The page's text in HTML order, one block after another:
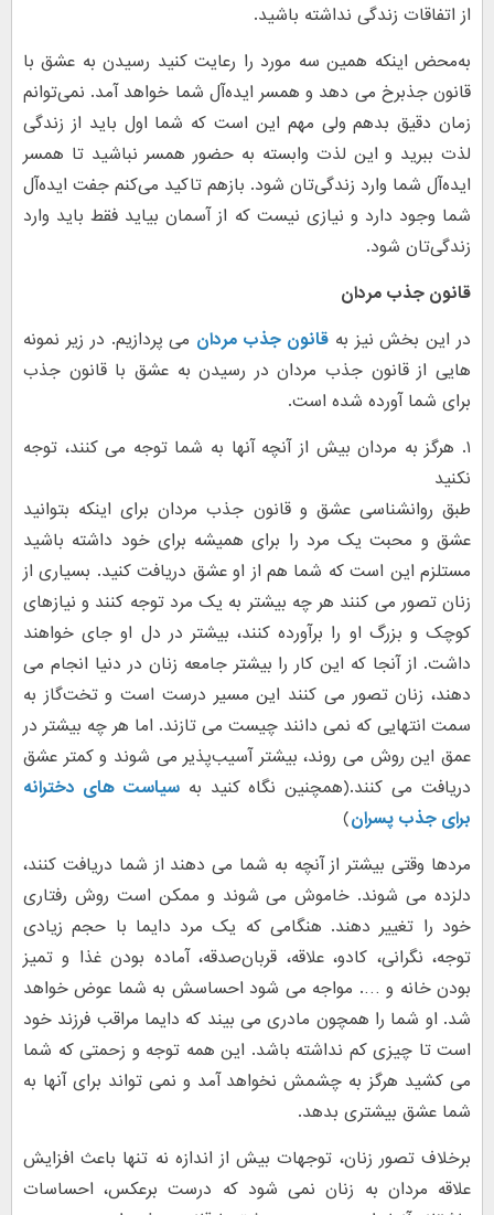
از اتفاقات زندگی نداشته باشید.
به‌محض اینکه همین سه مورد را رعایت کنید رسیدن به عشق با
قانون جذبرخ می دهد و همسر ایده‌آل شما خواهد آمد. نمی‌توانم
زمان دقیق بدهم ولی مهم این است که شما اول باید از زندگی
لذت ببرید و این لذت وابسته به حضور همسر نباشید تا همسر
ایده‌آل شما وارد زندگی‌تان شود. بازهم تاکید می‌کنم جفت ایده‌آل
شما وجود دارد و نیازی نیست که از آسمان بیاید فقط باید وارد
زندگی‌تان شود.
قانون جذب مردان
در این بخش نیز بهقانون جذب مردان می پردازیم. در زیر نمونه
هایی از قانون جذب مردان در رسیدن به عشق با قانون جذب
برای شما آورده شده است.
۱. هرگز به مردان بیش از آنچه آنها به شما توجه می کنند، توجه
نکنید
طبق روانشناسی عشق و قانون جذب مردان برای اینکه بتوانید
عشق و محبت یک مرد را برای همیشه برای خود داشته باشید
مستلزم این است که شما هم از او عشق دریافت کنید. بسیاری از
زنان تصور می کنند هر چه بیشتر به یک مرد توجه کنند و نیازهای
کوچک و بزرگ او را برآورده کنند، بیشتر در دل او جای خواهند
داشت. از آنجا که این کار را بیشتر جامعه زنان در دنیا انجام می
دهند، زنان تصور می کنند این مسیر درست است و تخت‌گاز به
سمت انتهایی که نمی دانند چیست می تازند. اما هر چه بیشتر در
عمق این روش می روند، بیشتر آسیب‌پذیر می شوند و کمتر عشق
دریافت می کنند.(همچنین نگاه کنید بهسیاست های دخترانه
برای جذب پسران)
مردها وقتی بیشتر از آنچه به شما می دهند از شما دریافت کنند،
دلزده می شوند. خاموش می شوند و ممکن است روش رفتاری
خود را تغییر دهند. هنگامی که یک مرد دایما با حجم زیادی
توجه، نگرانی، کادو، علاقه، قربان‌صدقه، آماده بودن غذا و تمیز
بودن خانه و …. مواجه می شود احساسش به شما عوض خواهد
شد. او شما را همچون مادری می بیند که دایما مراقب فرزند خود
است تا چیزی کم نداشته باشد. این همه توجه و زحمتی که شما
می کشید هرگز به چشمش نخواهد آمد و نمی تواند برای آنها به
شما عشق بیشتری بدهد.
برخلاف تصور زنان، توجهات بیش از اندازه نه تنها باعث افزایش
علاقه مردان به زنان نمی شود که درست برعکس، احساسات